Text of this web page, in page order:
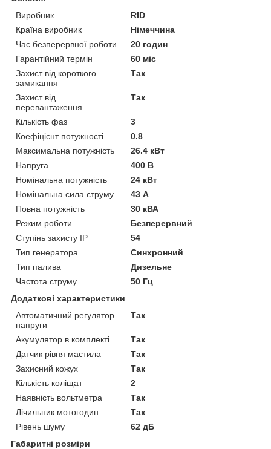
Виробник
RID
Країна виробник
Німеччина
Час безперервної роботи
20 годин
Гарантійний термін
60 міс
Захист від короткого
замикання
Так
Захист від
перевантаження
Так
Кількість фаз
3
Коефіцієнт потужності
0.8
Максимальна потужність
26.4 кВт
Напруга
400 В
Номінальна потужність
24 кВт
Номінальна сила струму
43 А
Повна потужність
30 кВА
Режим роботи
Безперервний
Ступінь захисту IP
54
Тип генератора
Синхронний
Тип палива
Дизельне
Частота струму
50 Гц
Додаткові характеристики
Автоматичний регулятор
напруги
Так
Акумулятор в комплекті
Так
Датчик рівня мастила
Так
Захисний кожух
Так
Кількість коліщат
2
Наявність вольтметра
Так
Лічильник мотогодин
Так
Рівень шуму
62 дБ
Габаритні розміри